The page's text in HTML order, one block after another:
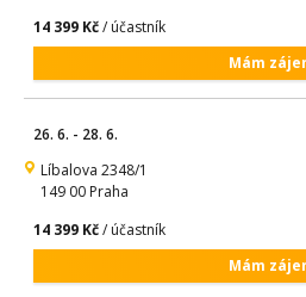
14 399 Kč/ účastník
Mám
26. 6. - 28. 6.
Líbalova 2348/1
149 00 Praha
14 399 Kč/ účastník
Mám